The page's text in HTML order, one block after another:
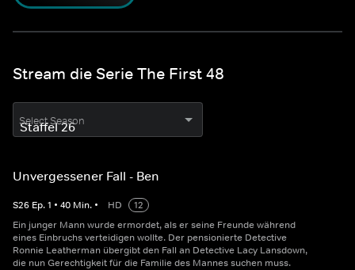
Stream die Serie The First 48
Select Season
Unvergessener Fall - Ben
S26 Ep.1 • 40 Min. • HD
12
Ein junger Mann wurde ermordet, als er seine Freunde während
eines Einbruchs verteidigen wollte. Der pensionierte Detective
Ronnie Leatherman übergibt den Fall an Detective Lacy Lansdown,
die nun Gerechtigkeit für die Familie des Mannes suchen muss.